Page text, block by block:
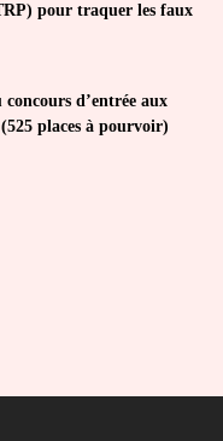
pour traquer les faux
d’entrée aux
places à pourvoir)